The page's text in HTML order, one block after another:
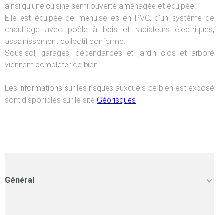
ainsi qu’une cuisine semi-ouverte aménagée et équipée.
Elle est équipée de menuiseries en PVC, d'un système de
chauffage avec poêle à bois et radiateurs électriques,
assainissement collectif conforme.
Sous-sol, garages, dépendances et jardin clos et arboré
viennent compléter ce bien.
Les informations sur les risques auxquels ce bien est exposé
sont disponibles sur le site Géorisques
Général